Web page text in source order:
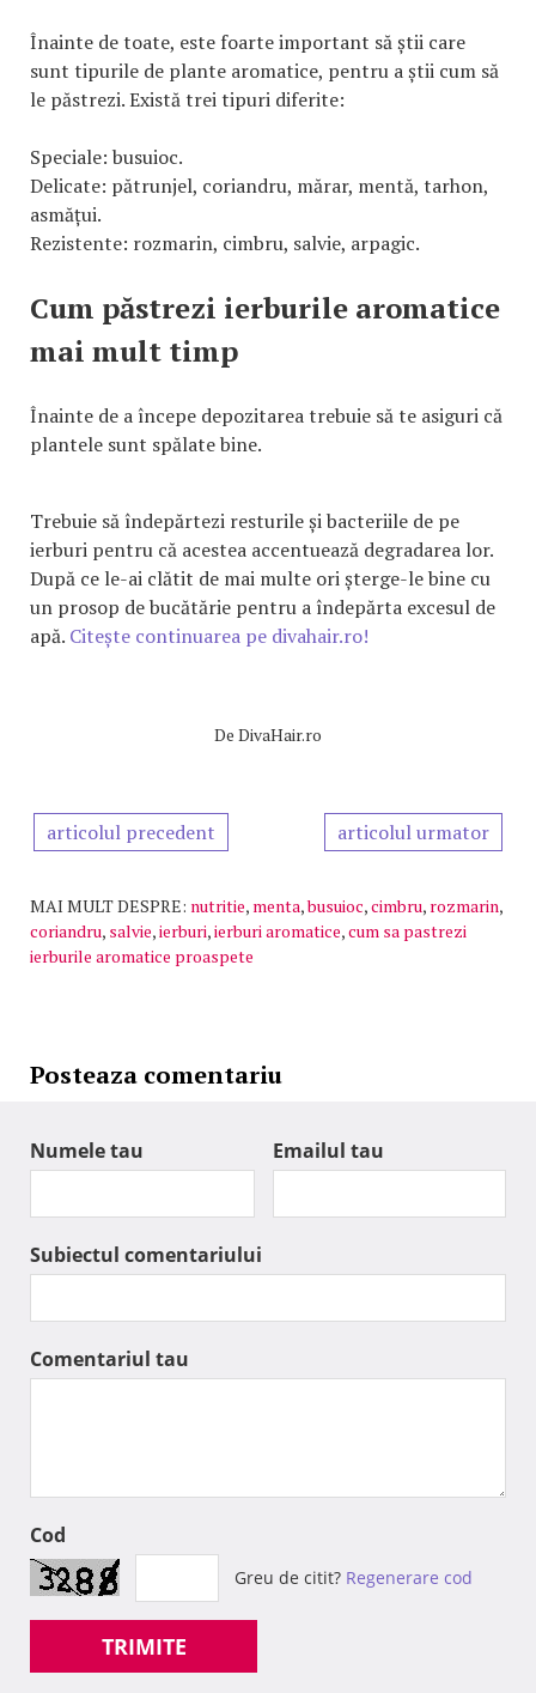
Înainte de toate, este foarte important să știi care
sunt tipurile de plante aromatice, pentru a știi cum să
le păstrezi. Există trei tipuri diferite:
Speciale: busuioc.
Delicate: pătrunjel, coriandru, mărar, mentă, tarhon,
asmățui.
Rezistente: rozmarin, cimbru, salvie, arpagic.
Cum păstrezi ierburile aromatice
mai mult timp
Înainte de a începe depozitarea trebuie să te asiguri că
plantele sunt spălate bine.
Trebuie să îndepărtezi resturile și bacteriile de pe
ierburi pentru că acestea accentuează degradarea lor.
După ce le-ai clătit de mai multe ori șterge-le bine cu
un prosop de bucătărie pentru a îndepărta excesul de
apă. Citește continuarea pe divahair.ro!
De DivaHair.ro
articolul precedent articolul urmator
MAI MULT DESPRE: nutritie, menta,busuioc,cimbru, rozmarin,
coriandru, salvie,ierburi,ierburi aromatice,cum sa pastrezi
ierburile aromatice proaspete
Posteaza comentariu
Numele tau Emailul tau
Subiectul comentariului
Comentariul tau
Cod
Greu de citit? Regenerare cod
TRIMITE